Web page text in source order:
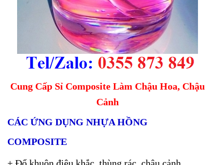
Cung Cấp Sỉ Composite Làm Chậu Hoa, Chậu
Cảnh
CÁC ỨNG DỤNG NHỰA HỒNG
COMPOSITE